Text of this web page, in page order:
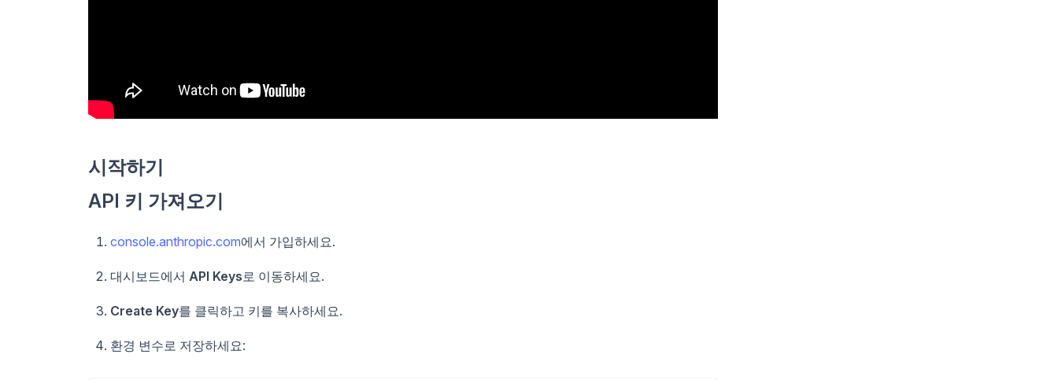
시작하기
API 키 가져오기
console.anthropic.com에서 가입하세요.
대시보드에서 API Keys 로 이동하세요.
Create Key를 클릭하고 키를 복사하세요.
환경 변수로 저장하세요: